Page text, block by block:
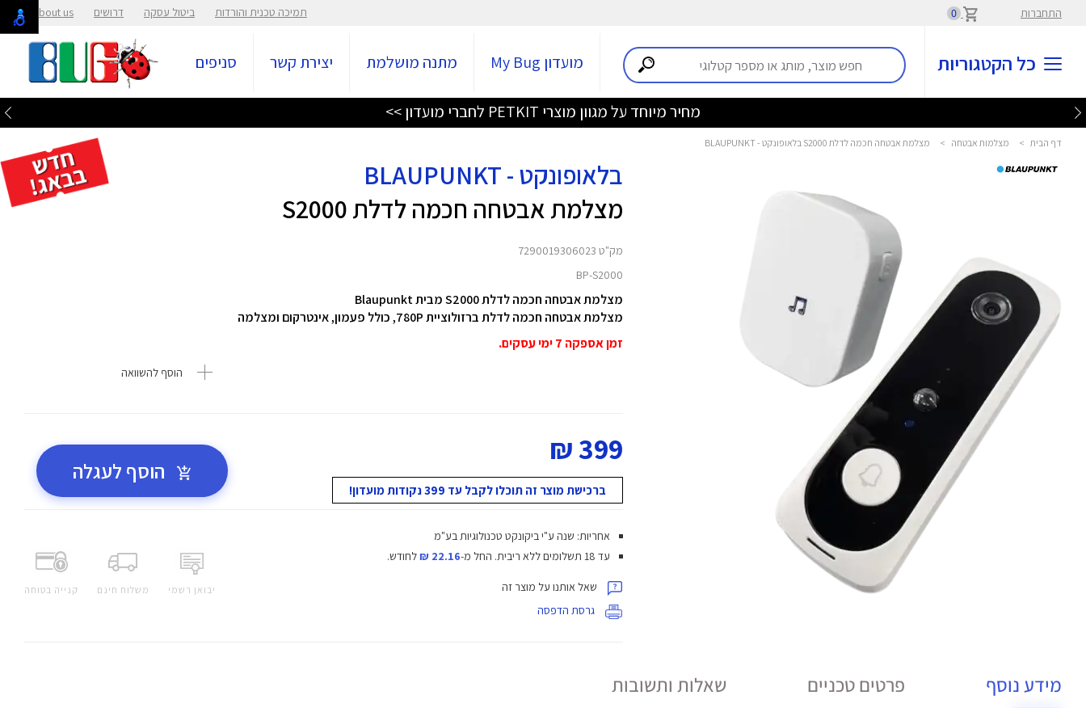
התחברות 0 תמיכה טכנית והורדות ביטול עסקה דרושים About us
כל הקטגוריות מועדון My Bug מתנה מושלמת יצירת קשר סניפים
מחיר מיוחד על מגוון מוצרי PETKIT לחברי מועדון >>
דף הבית > מצלמות אבטחה > מצלמת אבטחה חכמה לדלת S2000 בלאופונקט - BLAUPUNKT
בלאופונקט - BLAUPUNKT
מצלמת אבטחה חכמה לדלת S2000
מק"ט 7290019306023
BP-S2000
מצלמת אבטחה חכמה לדלת S2000 מבית Blaupunkt
מצלמת אבטחה חכמה לדלת ברזולוציית 780P, כולל פעמון, אינטרקום ומצלמה
זמן אספקה 7 ימי עסקים.
הוסף להשוואה
399 ₪
ברכישת מוצר זה תוכלו לקבל עד 399 נקודות מועדון!
הוסף לעגלה
יבואן רשמי משלוח חינם קנייה בטוחה
אחריות: שנה ע"י ביקונקט טכנולוגיות בע"מ
עד 18 תשלומים ללא ריבית.
החל מ-22.16 ₪ לחודש.
שאל אותנו על מוצר זה
גרסת הדפסה
מידע נוסף פרטים טכניים שאלות ותשובות